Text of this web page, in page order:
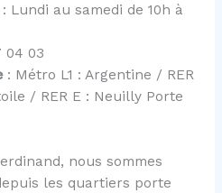
Lundi au samedi de 10h à
04 03
: Métro L1 : Argentine / RER
/ RER E : Neuilly Porte
nous sommes
les quartiers porte